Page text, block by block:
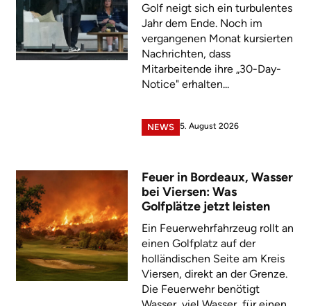
Golf neigt sich ein turbulentes
Jahr dem Ende. Noch im
vergangenen Monat kursierten
Nachrichten, dass
Mitarbeitende ihre „30-Day-
Notice" erhalten...
NEWS 5. August 2026
Feuer in Bordeaux, Wasser
bei Viersen: Was
Golfplätze jetzt leisten
Ein Feuerwehrfahrzeug rollt an
einen Golfplatz auf der
holländischen Seite am Kreis
Viersen, direkt an der Grenze.
Die Feuerwehr benötigt